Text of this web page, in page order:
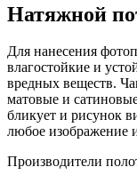
Натяжной
Для нанесения
влагостойкие и
вредных веществ.
матовые и
бликует и рисунок
любое изображение
Производители